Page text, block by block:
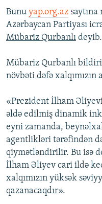
Bunu yap.org.az
Azərbaycan Partiyası
Mübariz Qurbanlı deyib.
Mübariz Qurbanlı
növbəti dəfə
«Prezident İlham
əldə edilmiş dinamik
eyni zamanda,
agentlikləri tərəfindən
qiymətləndirilir. Bu isə
İlham Əliyev cari ildə
xalqımızın yüksək
qazanacaqdır».